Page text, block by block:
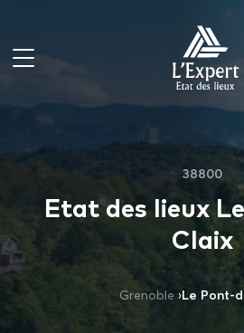
38800
Etat des lieux
Claix
Grenoble ›Le Pont-